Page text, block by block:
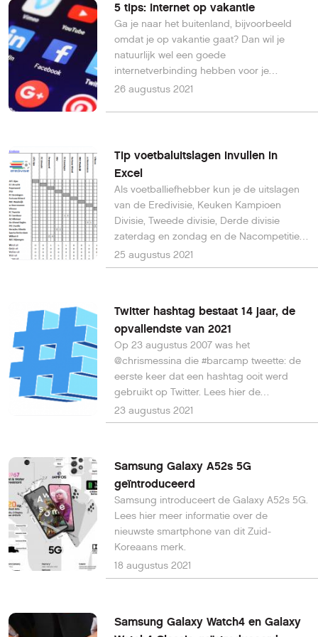
5 tips: Internet op vakantie
Ga je naar het buitenland, bijvoorbeeld
omdat je op vakantie gaat? Dan wil je
natuurlijk wel een goede
internetverbinding hebben voor je
smartphone en tablet. Kijk dan hier voor
26 augustus 2021
Tip voetbaluitslagen invullen in
Excel
Als voetballiefhebber kun je de uitslagen
van de Eredivisie, Keuken Kampioen
Divisie, Tweede divisie, Derde divisie
zaterdag en zondag en de Nacompetitie
(laten) invullen in een mooi Excel-bestand
dankzij Nico van der Meer. Lees hier hoe
25 augustus 2021
Twitter hashtag bestaat 14 jaar, de
opvallendste van 2021
Op 23 augustus 2007 was het
@chrismessina die #barcamp tweette: de
eerste keer dat een hashtag ooit werd
gebruikt op Twitter. Lees hier de
opvallende hashtags van 2021.
23 augustus 2021
Samsung Galaxy A52s 5G
geïntroduceerd
Samsung introduceert de Galaxy A52s 5G.
Lees hier meer informatie over de
nieuwste smartphone van dit Zuid-
Koreaans merk.
18 augustus 2021
Samsung Galaxy Watch4 en Galaxy